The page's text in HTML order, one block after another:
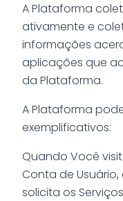
A Plataforma
ativamente e
informações
aplicações que
da Plataforma.
A Plataforma
exemplificativos:
Quando Você
Conta de
solicita os